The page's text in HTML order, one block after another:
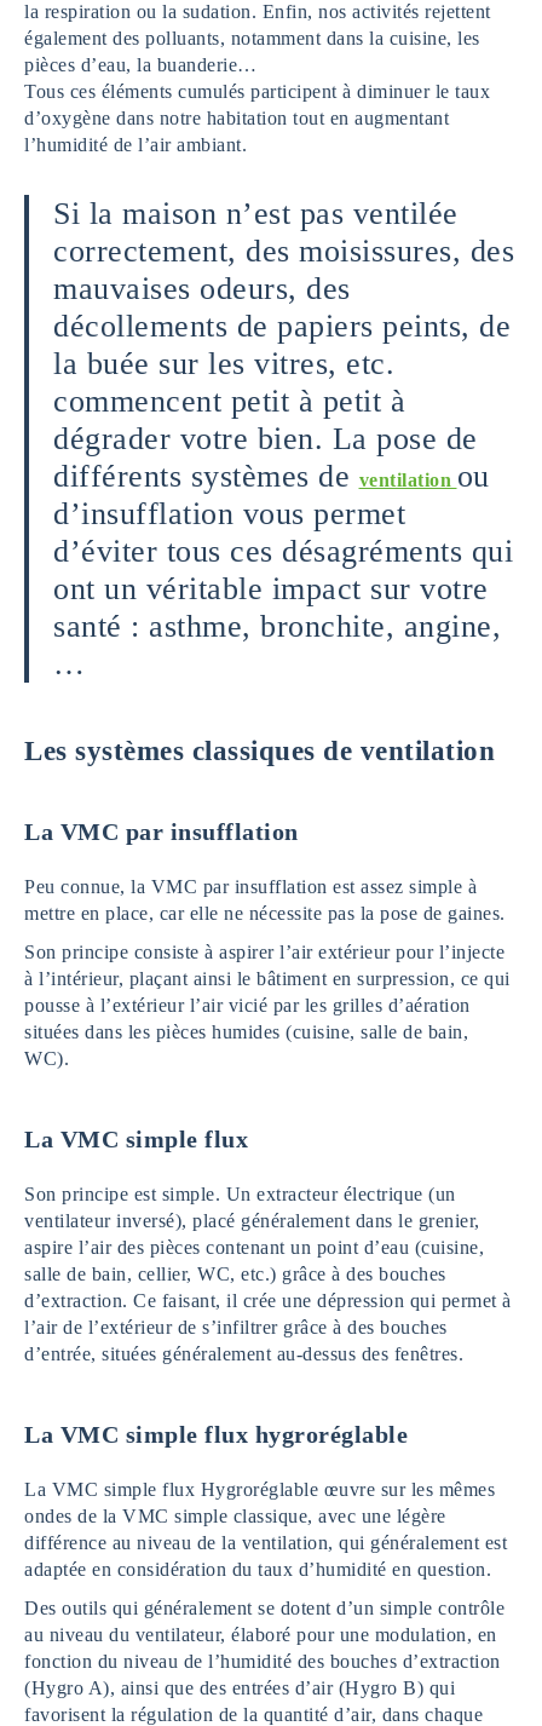
la respiration ou la sudation. Enfin, nos activités rejettent
également des polluants, notamment dans la cuisine, les
pièces d’eau, la buanderie…
Tous ces éléments cumulés participent à diminuer le taux
d’oxygène dans notre habitation tout en augmentant
l’humidité de l’air ambiant.
Si la maison n’est pas ventilée
correctement, des moisissures, des
mauvaises odeurs, des
décollements de papiers peints, de
la buée sur les vitres, etc.
commencent petit à petit à
dégrader votre bien. La pose de
différents systèmes de ventilation ou
d’insufflation vous permet
d’éviter tous ces désagréments qui
ont un véritable impact sur votre
santé : asthme, bronchite, angine,
…
Les systèmes classiques de ventilation
La VMC par insufflation
Peu connue, la VMC par insufflation est assez simple à
mettre en place, car elle ne nécessite pas la pose de gaines.
Son principe consiste à aspirer l’air extérieur pour l’injecte
à l’intérieur, plaçant ainsi le bâtiment en surpression, ce qui
pousse à l’extérieur l’air vicié par les grilles d’aération
situées dans les pièces humides (cuisine, salle de bain,
WC).
La VMC simple flux
Son principe est simple. Un extracteur électrique (un
ventilateur inversé), placé généralement dans le grenier,
aspire l’air des pièces contenant un point d’eau (cuisine,
salle de bain, cellier, WC, etc.) grâce à des bouches
d’extraction. Ce faisant, il crée une dépression qui permet à
l’air de l’extérieur de s’infiltrer grâce à des bouches
d’entrée, situées généralement au-dessus des fenêtres.
La VMC simple flux hygroréglable
La VMC simple flux Hygroréglable œuvre sur les mêmes
ondes de la VMC simple classique, avec une légère
différence au niveau de la ventilation, qui généralement est
adaptée en considération du taux d’humidité en question.
Des outils qui généralement se dotent d’un simple contrôle
au niveau du ventilateur, élaboré pour une modulation, en
fonction du niveau de l’humidité des bouches d’extraction
(Hygro A), ainsi que des entrées d’air (Hygro B) qui
favorisent la régulation de la quantité d’air, dans chaque